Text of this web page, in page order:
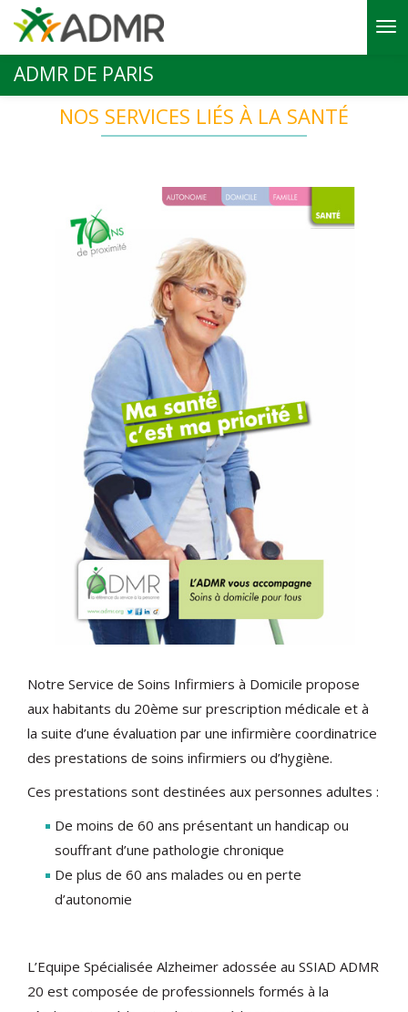
Aller au contenu principal
ADMR DE PARIS
NOS SERVICES LIÉS À LA SANTÉ
Notre Service de Soins Infirmiers à Domicile propose
aux habitants du 20ème sur prescription médicale et à
la suite d’une évaluation par une infirmière coordinatrice
des prestations de soins infirmiers ou d’hygiène.
Ces prestations sont destinées aux personnes adultes :
De moins de 60 ans présentant un handicap ou
souffrant d’une pathologie chronique
De plus de 60 ans malades ou en perte
d’autonomie
L’Equipe Spécialisée Alzheimer adossée au SSIAD ADMR
20 est composée de professionnels formés à la